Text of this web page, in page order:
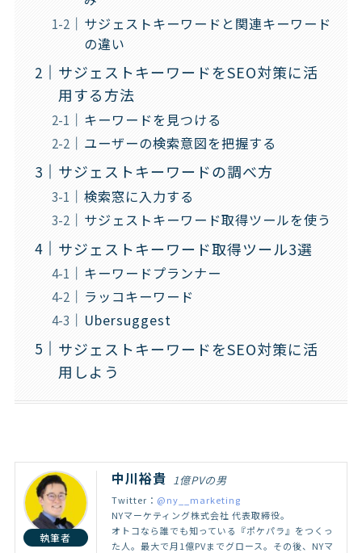
サジェストキーワードと関連キーワード
の違い
サジェストキーワードをSEO対策に活
用する方法
キーワードを見つける
ユーザーの検索意図を把握する
サジェストキーワードの調べ方
検索窓に入力する
サジェストキーワード取得ツールを使う
サジェストキーワード取得ツール3選
キーワードプランナー
ラッコキーワード
Ubersuggest
サジェストキーワードをSEO対策に活
用しよう
執筆者
中川裕貴 1億PVの男
Twitter： @ny__marketing
NYマーケティング株式会社 代表取締役。
オトコなら誰でも知っている『ポケパラ』をつくっ
た人。最大で月1億PVまでグロース。その後、NYマ